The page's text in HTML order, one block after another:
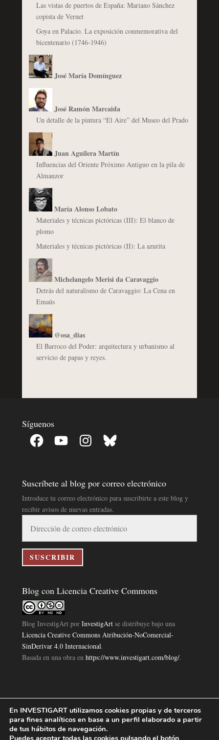
Las vistas de puertos de España: Mariano Sánchez
copista de Vernet
Goya en Palacio. La exposición conmemorativa del
bicentenario (1746-1946)
José María Domínguez
José Ramón Marcaida
Un detalle de la pintura “El Aire” del Museo del Prado
Juan Aguilera Martín
Influencias del Oriente Próximo Antiguo en la pila de
Almanzor
María Alonso Lobato
Materiales y técnicas pictóricas (III): El blanco de
plomo
Materiales y técnicas pictóricas (II): La azurita
Michelangelo Merisi da Caravaggio
Detrás del naturalismo de Caravaggio: La Cena en
Emaús
@osa_dias
El Barroco del Poder: arquitectura y urbanismo al
servicio de papas y reyes.
Síguenos
Facebook YouTube InstagramBluesky
Suscríbete al blog por correo electrónico
Introduce tu correo electrónico para suscribirte a este blog y
recibir avisos de nuevas entradas.
correo
electrónico
SUSCRIBIR
Blog con Licencia Creative Commons
Blog InvestigArtpor InvestigArtse distribuye bajo una
Licencia Creative Commons Atribución-NoComercial-
SinDerivar 4.0 Internacional.
Basada en una obra en https://www.investigart.com/blog/.
Política de Privacidad|Aviso Legal|Política de Cookies|
Investigart Copyright © 2019. |
En INVESTIGART utilizamos cookies propias y de terceros
para fines analíticos en base a un perfil elaborado a partir
de tus hábitos de navegación.
Puedes aceptar todas las cookies pulsando el botón